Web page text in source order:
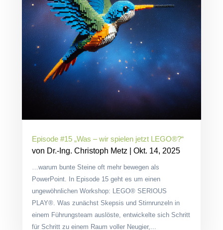
Episode #15 „Was – wir spielen jetzt LEGO®?“
von Dr.-Ing. Christoph Metz Okt. 14, 2025
…warum bunte Steine oft mehr bewegen als
PowerPoint. In Episode 15 geht es um einen
ungewöhnlichen Workshop: LEGO® SERIOUS
PLAY®. Was zunächst Skepsis und Stirnrunzeln in
einem Führungsteam auslöste, entwickelte sich Schritt
für Schritt zu einem Raum voller Neugier,...